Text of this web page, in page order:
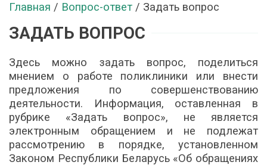
Главная / Вопрос-ответ / Задать вопрос
ЗАДАТЬ ВОПРОС
Здесь можно задать вопрос, поделиться
мнением о работе поликлиники или внести
предложения по совершенствованию
деятельности. Информация, оставленная в
рубрике «Задать вопрос», не является
электронным обращением и не подлежат
рассмотрению в порядке, установленном
Законом Республики Беларусь «Об обращениях